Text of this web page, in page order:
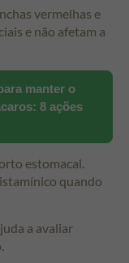
vermelhas e
e não afetam a
manter o
8 ações
estomacal.
quando
a avaliar